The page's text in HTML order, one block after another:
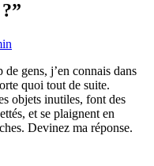
gens, j’en connais dans
quoi tout de suite.
objets inutiles, font des
et se plaignent en
Devinez ma réponse.